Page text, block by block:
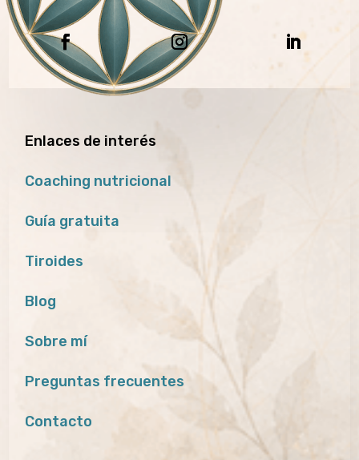
Enlaces de interés
Coaching nutricional
Guía gratuita
Tiroides
Blog
Sobre mí
Preguntas frecuentes
Contacto